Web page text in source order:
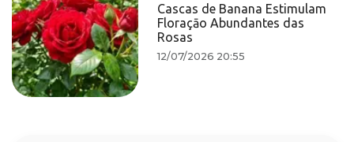
Cascas de Banana Estimulam
Floraçāo Abundantes das
Rosas
12/07/2026 20:55